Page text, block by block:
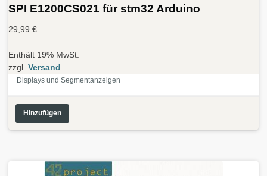
SPI E1200CS021 für stm32 Arduino
29,99 €
Enthält 19% MwSt.
zzgl. Versand
Displays und Segmentanzeigen
Hinzufügen